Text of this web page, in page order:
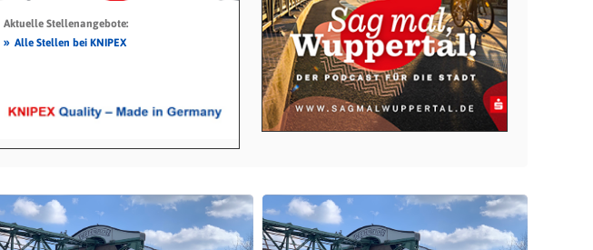
Aktuelle Stellenangebote:
» Alle Stellen bei KNIPEX